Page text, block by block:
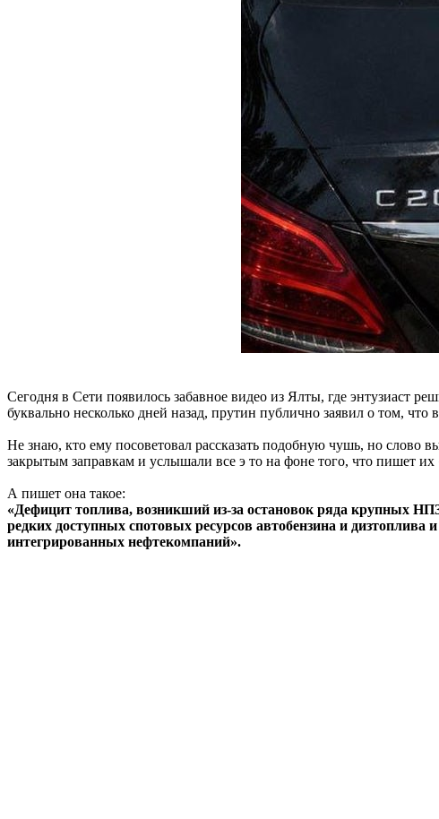
Сегодня в Сети появилось забавное видео из Ялты, где энтузиаст
буквально несколько дней назад, прутин публично заявил о том,
Не знаю, кто ему посоветовал рассказать подобную чушь, но слово
закрытым заправкам и услышали все э то на фоне того, что пишет их
А пишет она такое:
«Дефицит топлива, возникший из-за остановок ряда крупных
редких доступных спотовых ресурсов автобензина и
интегрированных нефтекомпаний».